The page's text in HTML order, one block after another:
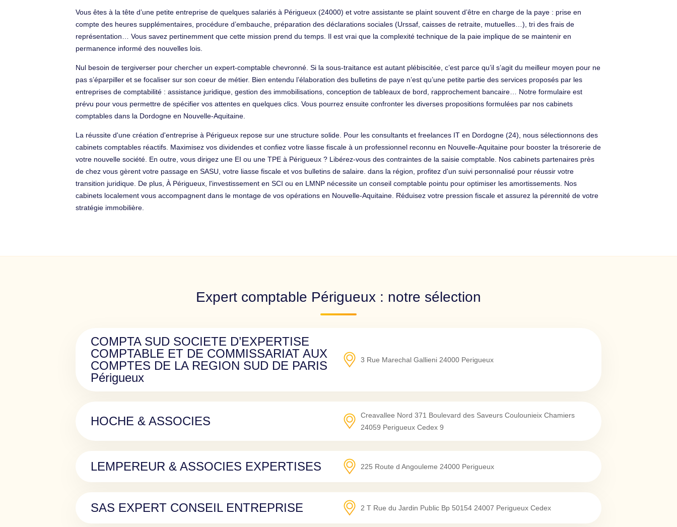
Vous êtes à la tête d’une petite entreprise de quelques salariés à Périgueux (24000) et votre assistante se plaint souvent d’être en charge de la paye : prise en
compte des heures supplémentaires, procédure d’embauche, préparation des déclarations sociales (Urssaf, caisses de retraite, mutuelles…), tri des frais de
représentation… Vous savez pertinemment que cette mission prend du temps. Il est vrai que la complexité technique de la paie implique de se maintenir en
permanence informé des nouvelles lois.
Nul besoin de tergiverser pour chercher un expert-comptable chevronné. Si la sous-traitance est autant plébiscitée, c’est parce qu’il s’agit du meilleur moyen pour ne
pas s’éparpiller et se focaliser sur son coeur de métier. Bien entendu l’élaboration des bulletins de paye n’est qu’une petite partie des services proposés par les
entreprises de comptabilité : assistance juridique, gestion des immobilisations, conception de tableaux de bord, rapprochement bancaire… Notre formulaire est
prévu pour vous permettre de spécifier vos attentes en quelques clics. Vous pourrez ensuite confronter les diverses propositions formulées par nos cabinets
comptables dans la Dordogne en Nouvelle-Aquitaine.
La réussite d'une création d'entreprise à Périgueux repose sur une structure solide. Pour les consultants et freelances IT en Dordogne (24), nous sélectionnons des
cabinets comptables réactifs. Maximisez vos dividendes et confiez votre liasse fiscale à un professionnel reconnu en Nouvelle-Aquitaine pour booster la trésorerie de
votre nouvelle société. En outre, vous dirigez une EI ou une TPE à Périgueux ? Libérez-vous des contraintes de la saisie comptable. Nos cabinets partenaires près
de chez vous gèrent votre passage en SASU, votre liasse fiscale et vos bulletins de salaire. dans la région, profitez d'un suivi personnalisé pour réussir votre
transition juridique. De plus, À Périgueux, l'investissement en SCI ou en LMNP nécessite un conseil comptable pointu pour optimiser les amortissements. Nos
cabinets localement vous accompagnent dans le montage de vos opérations en Nouvelle-Aquitaine. Réduisez votre pression fiscale et assurez la pérennité de votre
stratégie immobilière.
Expert comptable Périgueux : notre sélection
COMPTA SUD SOCIETE D’EXPERTISE
COMPTABLE ET DE COMMISSARIAT AUX
COMPTES DE LA REGION SUD DE PARIS
Périgueux
3 Rue Marechal Gallieni 24000 Perigueux
HOCHE & ASSOCIES
Creavallee Nord 371 Boulevard des Saveurs Coulounieix Chamiers
24059 Perigueux Cedex 9
LEMPEREUR & ASSOCIES EXPERTISES 225 Route d Angouleme 24000 Perigueux
SAS EXPERT CONSEIL ENTREPRISE 2 T Rue du Jardin Public Bp 50154 24007 Perigueux Cedex